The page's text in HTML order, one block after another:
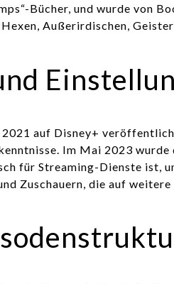
Bücher, und wurde von
Außerirdischen,
auf Disney+
Im Mai 2023 wurde
für Streaming-Dienste ist,
Zuschauern, die auf